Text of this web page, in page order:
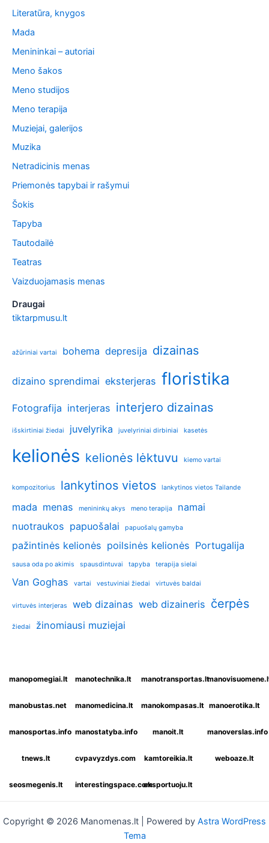
Literatūra, knygos
Mada
Menininkai – autoriai
Meno šakos
Meno studijos
Meno terapija
Muziejai, galerijos
Muzika
Netradicinis menas
Priemonės tapybai ir rašymui
Šokis
Tapyba
Tautodailė
Teatras
Vaizduojamasis menas
Draugai
tiktarpmusu.lt
ažūriniai vartai bohema depresija dizainas
dizaino sprendimai eksterjeras floristika
Fotografija interjeras interjero dizainas
išskirtiniai žiedai juvelyrika juvelyriniai dirbiniai kasetės
kelionės kelionės lėktuvu kiemo vartai
kompozitorius lankytinos vietos lankytinos vietos Tailande
mada menas menininkų akys meno terapija
namai
nuotraukos papuošalai papuošalų gamyba
pažintinės kelionės poilsinės kelionės Portugalija
sausa oda po akimis spausdintuvai tapyba terapija sielai
Van Goghas vartai vestuviniai žiedai virtuvės baldai
virtuvės interjeras web dizainas web dizaineris čerpės
žiedai žinomiausi muziejai
manopomegiai.lt manotechnika.lt manotransportas.lt
manobustas.net manomedicina.lt manokompasas.lt manoerotika.lt
manosportas.info manostatyba.info manoit.lt manoverslas.info
tnews.lt cvpavyzdys.com kamtoreikia.lt weboaze.lt
seosmegenis.lt interestingspace.comeksportuoju.lt
Copyright © 2026 Manomenas.lt | Powered by Astra WordPress
Tema